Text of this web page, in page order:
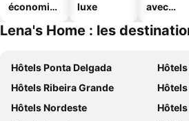
économiq
luxe
avec
Lena's Home : les
Hôtels Ponta Delgada
Hôtels Ribeira Grande
Hôtels Nordeste